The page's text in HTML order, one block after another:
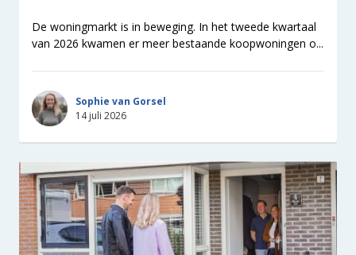
De woningmarkt is in beweging. In het tweede kwartaal
van 2026 kwamen er meer bestaande koopwoningen o...
Sophie van Gorsel
14 juli 2026